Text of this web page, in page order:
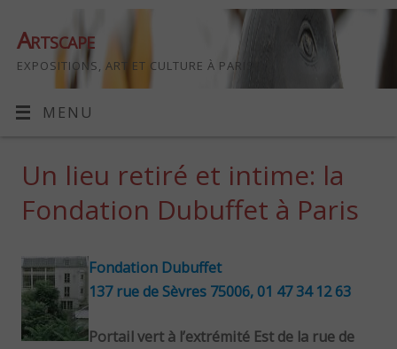
Artscape
EXPOSITIONS, ART ET CULTURE À PARIS
MENU
Un lieu retiré et intime: la
Fondation Dubuffet à Paris
Fondation Dubuffet
137 rue de Sèvres 75006, 01 47 34 12 63
Portail vert à l’extrémité Est de la rue de